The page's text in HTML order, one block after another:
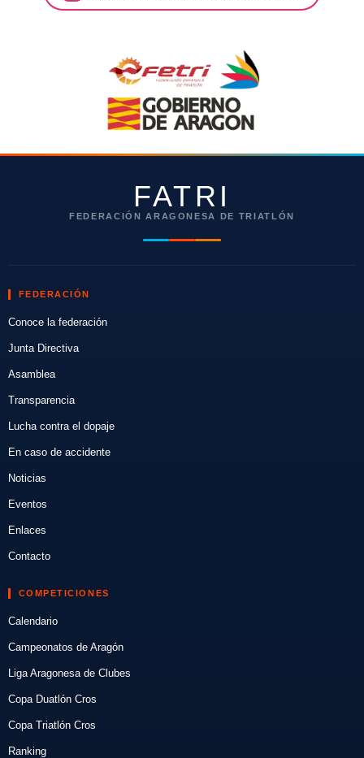
FATRI
FEDERACIÓN ARAGONESA DE TRIATLÓN
FEDERACIÓN
Conoce la federación
Junta Directiva
Asamblea
Transparencia
Lucha contra el dopaje
En caso de accidente
Noticias
Eventos
Enlaces
Contacto
COMPETICIONES
Calendario
Campeonatos de Aragón
Liga Aragonesa de Clubes
Copa Duatlón Cros
Copa Triatlón Cros
Ranking